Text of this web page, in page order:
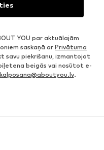
YOU par aktuālajām
saskaņā ar Privātuma
savu piekrišanu, izmantojot
beigās vai nosūtot e-
.